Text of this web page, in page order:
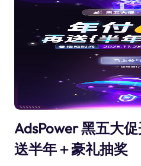
AdsPower 黑五大
送半年＋豪礼抽奖